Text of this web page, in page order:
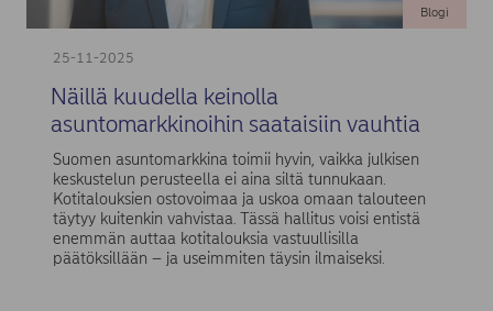
25-11-2025
Blogi
Näillä kuudella keinolla
asuntomarkkinoihin saataisiin vauhtia
Suomen asuntomarkkina toimii hyvin, vaikka julkisen
keskustelun perusteella ei aina siltä tunnukaan.
Kotitalouksien ostovoimaa ja uskoa omaan talouteen
täytyy kuitenkin vahvistaa. Tässä hallitus voisi entistä
enemmän auttaa kotitalouksia vastuullisilla
päätöksillään – ja useimmiten täysin ilmaiseksi.